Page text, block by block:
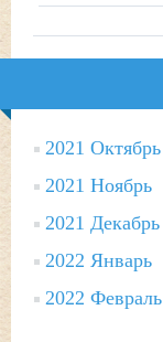
2021 Октябрь
2021 Ноябрь
2021 Декабрь
2022 Январь
2022 Февраль